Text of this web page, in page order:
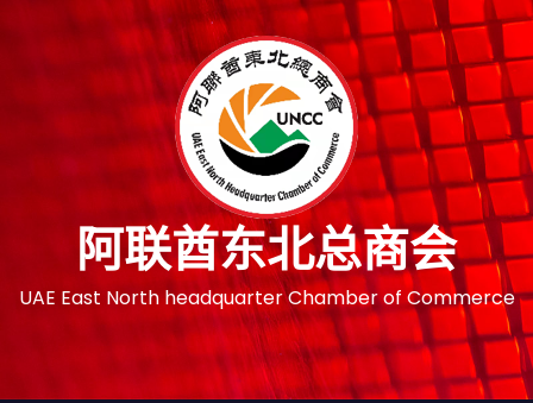
阿联酋东北总商会
UAE East North headquarter Chamber of Commerce